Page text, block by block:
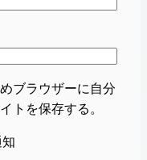
ブラウザーに自分
トを保存する。